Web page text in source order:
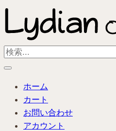
内
を
ス
Search
...
ホーム
カート
お問い合わせ
アカウント